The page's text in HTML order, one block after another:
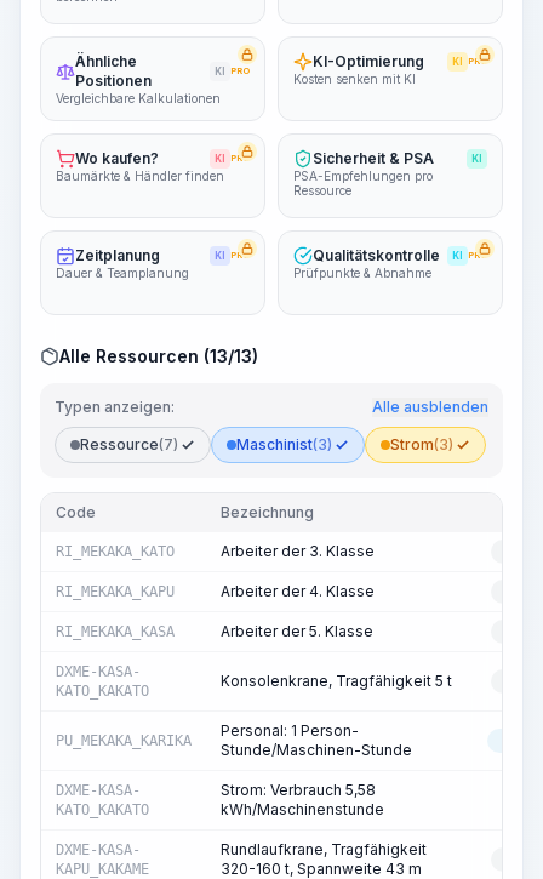
Ähnliche
Positionen
KI PRO
Vergleichbare Kalkulationen
KI-Optimierung KI PRO
Kosten senken mit KI
Wo kaufen? KI PRO
Baumärkte & Händler finden
Sicherheit & PSA KI
PSA-Empfehlungen pro
Ressource
Zeitplanung KI PRO
Dauer & Teamplanung
Qualitätskontrolle KI PRO
Prüfpunkte & Abnahme
Alle Ressourcen (13/13)
Typen anzeigen: Alle ausblenden
Ressource(7) Maschinist(3) Strom(3)
Code Bezeichnung
RI_MEKAKA_KATO Arbeiter der 3. Klasse
RI_MEKAKA_KAPU Arbeiter der 4. Klasse
RI_MEKAKA_KASA Arbeiter der 5. Klasse
DXME-KASA-
KATO_KAKATO
Konsolenkrane, Tragfähigkeit 5 t
PU_MEKAKA_KARIKA
Personal: 1 Person-
Stunde/Maschinen-Stunde
DXME-KASA-
KATO_KAKATO
Strom: Verbrauch 5,58
kWh/Maschinenstunde
DXME-KASA-
KAPU_KAKAME
Rundlaufkrane, Tragfähigkeit
320-160 t, Spannweite 43 m